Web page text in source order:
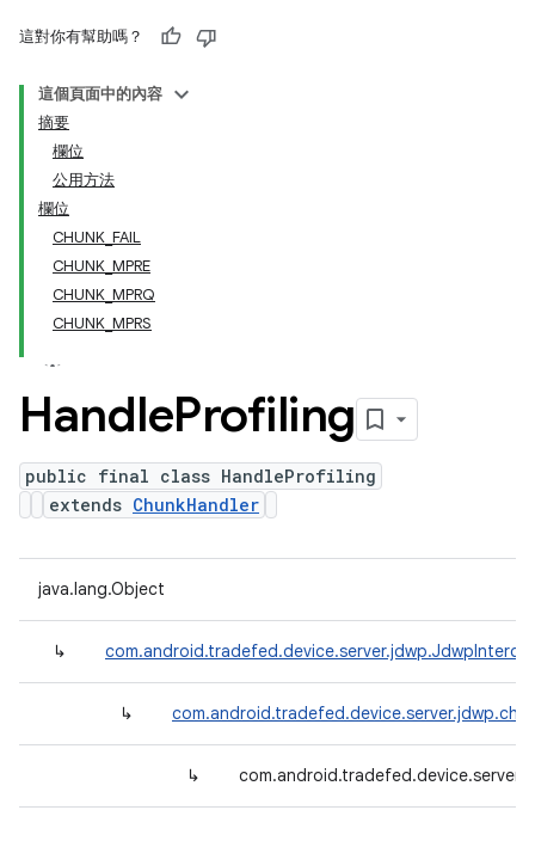
這對你有幫助嗎？
這個頁面中的內容
摘要
欄位
公用方法
欄位
CHUNK_FAIL
CHUNK_MPRE
CHUNK_MPRQ
CHUNK_MPRS
HandleProfiling
public final class HandleProfiling
extends ChunkHandler
java.lang.Object
↳
↳
↳